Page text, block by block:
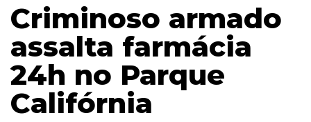
Criminoso armado
assalta farmácia
24h no Parque
Califórnia